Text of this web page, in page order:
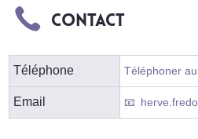
Contact
Téléphone Téléphoner
Email